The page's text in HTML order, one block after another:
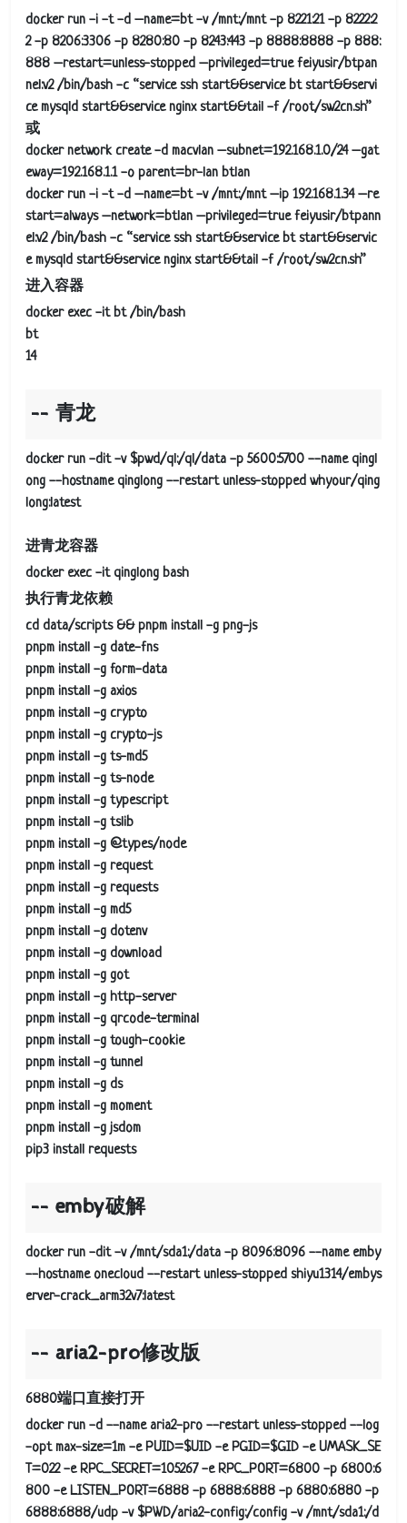
docker run -i -t -d –name=bt -v /mnt:/mnt -p 8221:21 -p 8222:2
2 -p 8206:3306 -p 8280:80 -p 8243:443 -p 8888:8888 -p 888:
888 –restart=unless-stopped –privileged=true feiyusir/btpan
nel:v2 /bin/bash -c “service ssh start&&service bt start&&servi
ce mysqld start&&service nginx start&&tail -f /root/sw2cn.sh”
或
docker network create -d macvlan –subnet=192.168.1.0/24 –gat
eway=192.168.1.1 -o parent=br-lan btlan
docker run -i -t -d –name=bt -v /mnt:/mnt –ip 192.168.1.34 –re
start=always –network=btlan –privileged=true feiyusir/btpann
el:v2 /bin/bash -c “service ssh start&&service bt start&&servic
e mysqld start&&service nginx start&&tail -f /root/sw2cn.sh”
进入容器
docker exec -it bt /bin/bash
bt
14
青龙
docker run -dit -v $pwd/ql:/ql/data -p 5600:5700 --name qingl
ong --hostname qinglong --restart unless-stopped whyour/qing
long:latest
进青龙容器
docker exec -it qinglong bash
执行青龙依赖
cd data/scripts && pnpm install -g png-js
pnpm install -g date-fns
pnpm install -g form-data
pnpm install -g axios
pnpm install -g crypto
pnpm install -g crypto-js
pnpm install -g ts-md5
pnpm install -g ts-node
pnpm install -g typescript
pnpm install -g tslib
pnpm install -g @types/node
pnpm install -g request
pnpm install -g requests
pnpm install -g md5
pnpm install -g dotenv
pnpm install -g download
pnpm install -g got
pnpm install -g http-server
pnpm install -g qrcode-terminal
pnpm install -g tough-cookie
pnpm install -g tunnel
pnpm install -g ds
pnpm install -g moment
pnpm install -g jsdom
pip3 install requests
emby破解
docker run -dit -v /mnt/sda1:/data -p 8096:8096 --name emby
--hostname onecloud --restart unless-stopped shiyu1314/embys
erver-crack_arm32v7:latest
aria2-pro修改版
6880端口直接打开
docker run -d --name aria2-pro --restart unless-stopped --log
-opt max-size=1m -e PUID=$UID -e PGID=$GID -e UMASK_SE
T=022 -e RPC_SECRET=105267 -e RPC_PORT=6800 -p 6800:6
800 -e LISTEN_PORT=6888 -p 6888:6888 -p 6880:6880 -p
6888:6888/udp -v $PWD/aria2-config:/config -v /mnt/sda1:/d